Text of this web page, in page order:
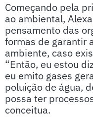
Começando pela
ao ambiental,
pensamento das
formas de garantir
ambiente, caso
“Então, eu estou
eu emito gases
poluição de água,
possa ter
conceitua.